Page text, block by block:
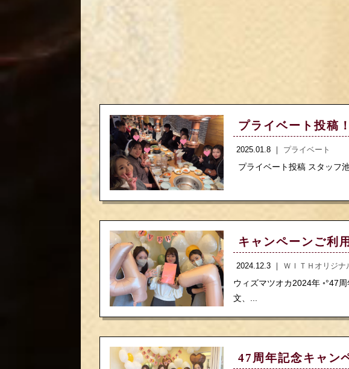
プライベート投稿
2025.01.8 ｜ プライベート
プライベート投稿 スタッフ
キャンペーンご利
2024.12.3 ｜ ＷＩＴＨオリジナ
ウィズマツオカ2024年 ◦°47
文、...
47周年記念キャン